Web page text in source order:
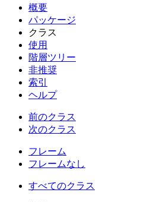
概要
パッケージ
クラス
使用
階層ツリー
非推奨
索引
ヘルプ
前のクラス
次のクラス
フレーム
フレームなし
すべてのクラス